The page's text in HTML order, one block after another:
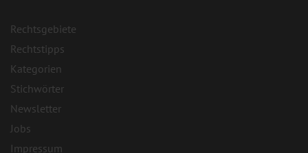
Rechtsgebiete
Rechtstipps
Kategorien
Stichwörter
Newsletter
Jobs
Impressum